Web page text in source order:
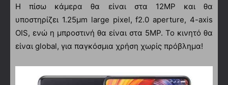
Η πίσω κάμερα θα είναι στα 12MP και θα
υποστηρίζει 1.25μm large pixel, f2.0 aperture, 4-axis
OIS, ενώ η μπροστινή θα είναι στα 5MP. Το κινητό θα
είναι global, για παγκόσμια χρήση χωρίς πρόβλημα!